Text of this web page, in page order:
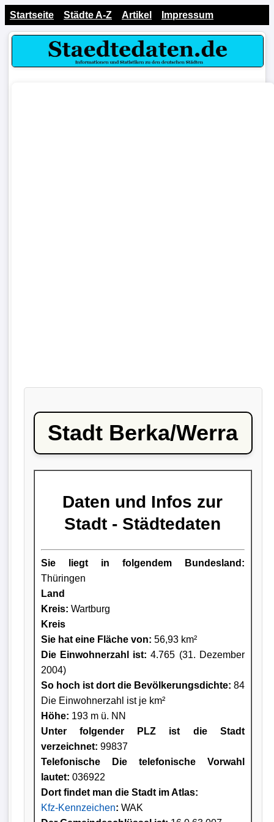
Startseite Städte A-Z Artikel Impressum
Stadt Berka/Werra
Daten und Infos zur
Stadt - Städtedaten
Sie liegt in folgendem Bundesland:
Thüringen
Land
Kreis: Wartburg
Kreis
Sie hat eine Fläche von: 56,93 km²
Die Einwohnerzahl ist: 4.765 (31. Dezember
2004)
So hoch ist dort die Bevölkerungsdichte: 84
Die Einwohnerzahl ist je km²
Höhe: 193 m ü. NN
Unter folgender PLZ ist die Stadt
verzeichnet: 99837
Telefonische Die telefonische Vorwahl
lautet: 036922
Dort findet man die Stadt im Atlas:
Kfz-Kennzeichen: WAK